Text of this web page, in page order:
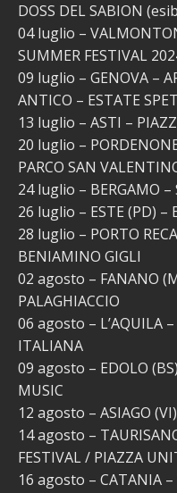
DOSS DEL SABION
04 luglio –
SUMMER FESTIVAL
09 luglio – GENOVA –
ANTICO – ESTATE
13 luglio – ASTI –
20 luglio –
PARCO SAN
24 luglio – BERGAMO –
26 luglio – ESTE (PD) –
28 luglio – PORTO
BENIAMINO GIGLI
02 agosto – FANANO
PALAGHIACCIO
06 agosto – L’AQUILA
ITALIANA
09 agosto – EDOLO
MUSIC
12 agosto – ASIAGO
14 agosto –
FESTIVAL / PIAZZA
16 agosto – CATANIA